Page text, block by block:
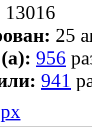
13016
25
956
941